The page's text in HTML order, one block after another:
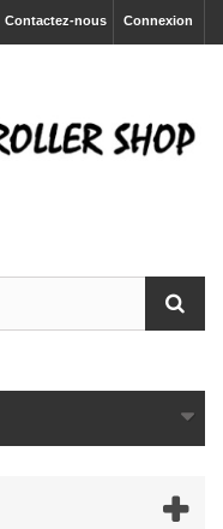
Connexion
Contactez-nous